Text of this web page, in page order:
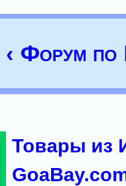
‹ Форум
Товары из